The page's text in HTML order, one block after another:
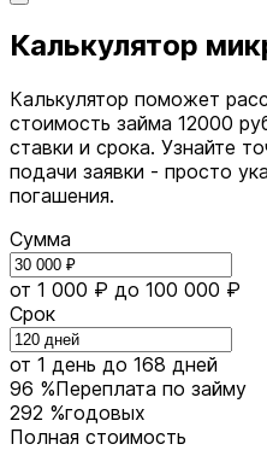
Калькулятор
Калькулятор поможет
стоимость займа 12000
ставки и срока. Узнайте
подачи заявки - просто
погашения.
Сумма
от 1 000 ₽ до 100 000 ₽
Срок
от 1 день до 168 дней
96 %Переплата по займу
292 %годовых
Полная стоимость